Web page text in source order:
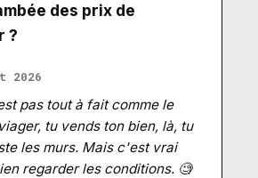
des prix de
?
2026
pas tout à fait comme le
tu vends ton bien, là, tu
les murs. Mais c'est vrai
regarder les conditions. 🧐